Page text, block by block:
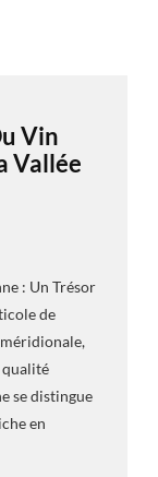
Vin
Vallée
: Un Trésor
de
qualité
se distingue
en